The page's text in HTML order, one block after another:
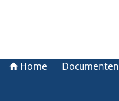
Home Documenten